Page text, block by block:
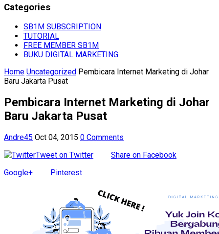
Categories
SB1M SUBSCRIPTION
TUTORIAL
FREE MEMBER SB1M
BUKU DIGITAL MARKETING
Home Uncategorized Pembicara Internet Marketing di Johar
Baru Jakarta Pusat
Pembicara Internet Marketing di Johar
Baru Jakarta Pusat
Andre45 Oct 04, 2015 0 Comments
Tweet on Twitter
Share on Facebook
Google+
Pinterest